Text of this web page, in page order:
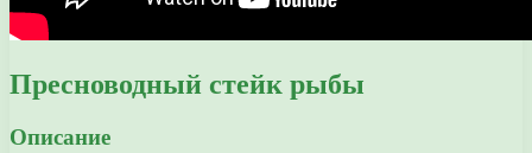
Пресноводный стейк рыбы
Описание